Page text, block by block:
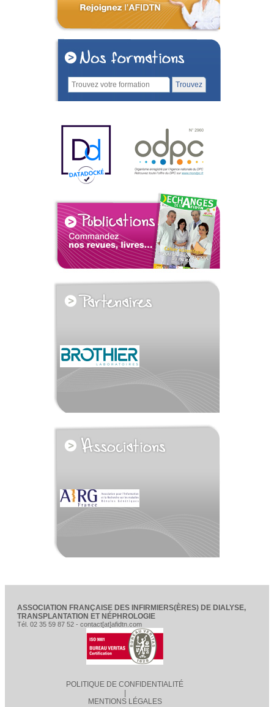
voir tous les partenaires
ASSOCIATION FRANÇAISE DES INFIRMIERS(ÈRES) DE DIALYSE,
TRANSPLANTATION ET NÉPHROLOGIE
Tél. 02 35 59 87 52 - contact[at]afidtn.com
POLITIQUE DE CONFIDENTIALITÉ
MENTIONS LÉGALES